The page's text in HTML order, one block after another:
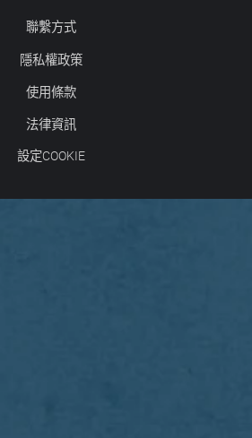
聯繫方式
隱私權政策
使用條款
法律資訊
設定COOKIE